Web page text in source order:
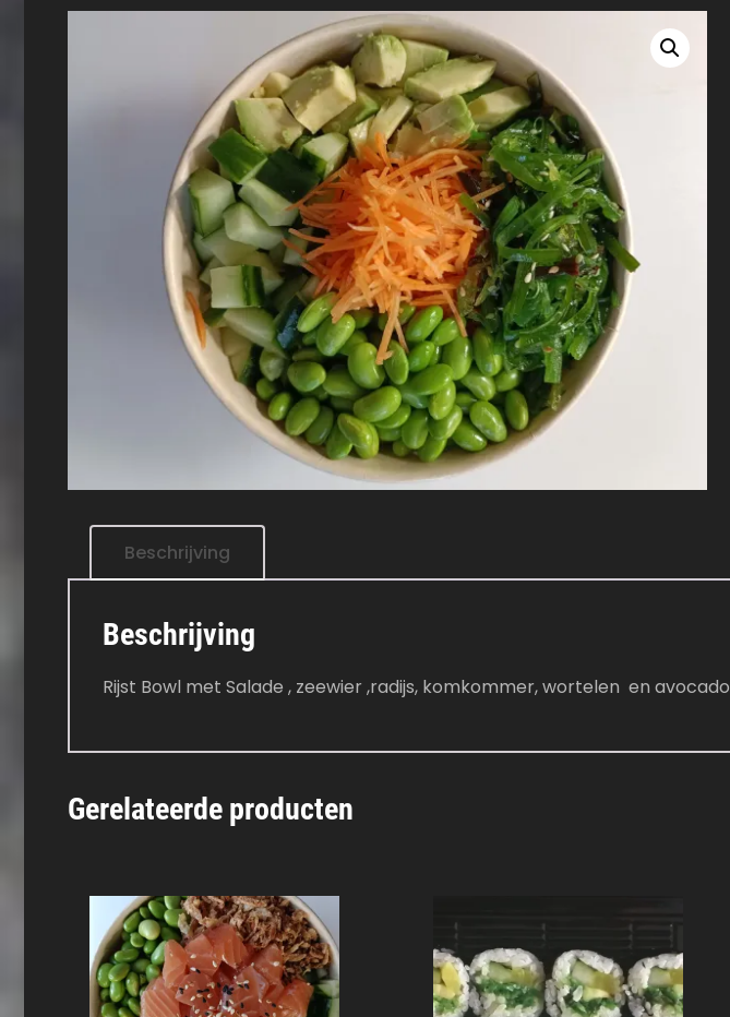
Beschrijving
Beschrijving
Rijst Bowl met Salade , zeewier ,radijs, komkommer, wortelen en avocado
Gerelateerde producten